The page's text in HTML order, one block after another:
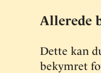
Allerede
Dette kan
bekymret